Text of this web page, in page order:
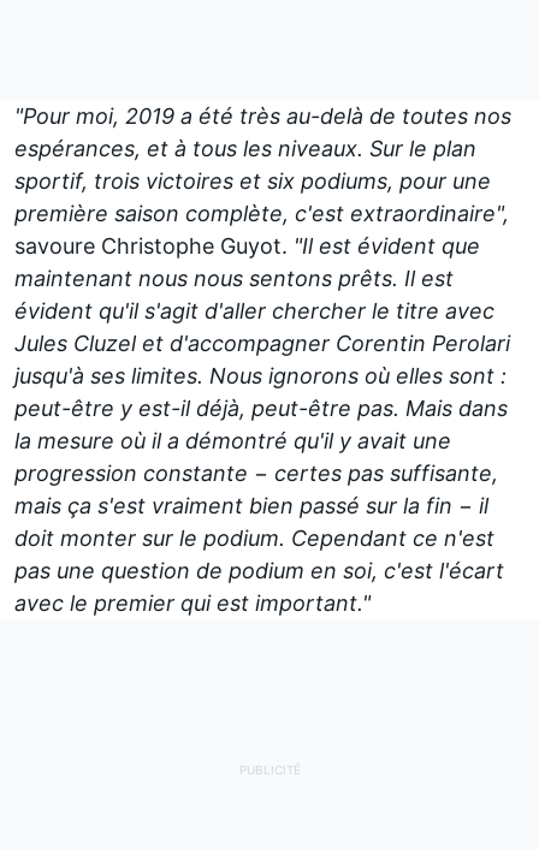
"Pour moi, 2019 a été très au-delà de toutes nos
espérances, et à tous les niveaux. Sur le plan
sportif, trois victoires et six podiums, pour une
première saison complète, c'est extraordinaire",
savoure Christophe Guyot. "Il est évident que
maintenant nous nous sentons prêts. Il est
évident qu'il s'agit d'aller chercher le titre avec
Jules Cluzel et d'accompagner Corentin Perolari
jusqu'à ses limites. Nous ignorons où elles sont :
peut-être y est-il déjà, peut-être pas. Mais dans
la mesure où il a démontré qu'il y avait une
progression constante − certes pas suffisante,
mais ça s'est vraiment bien passé sur la fin − il
doit monter sur le podium. Cependant ce n'est
pas une question de podium en soi, c'est l'écart
avec le premier qui est important."